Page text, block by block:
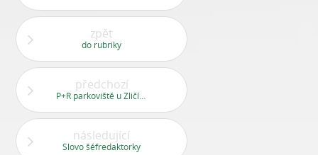
zpět
do rubriky
předchozí
následující
Slovo šéfredaktorky